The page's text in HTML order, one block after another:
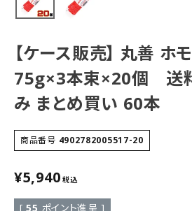
【ケース販売】 丸善 ホ
75g×3本束×20個 送
み まとめ買い 60本
商品番号 4902782005517-20
¥5,940 税込
[ 55 ポイント進呈 ]